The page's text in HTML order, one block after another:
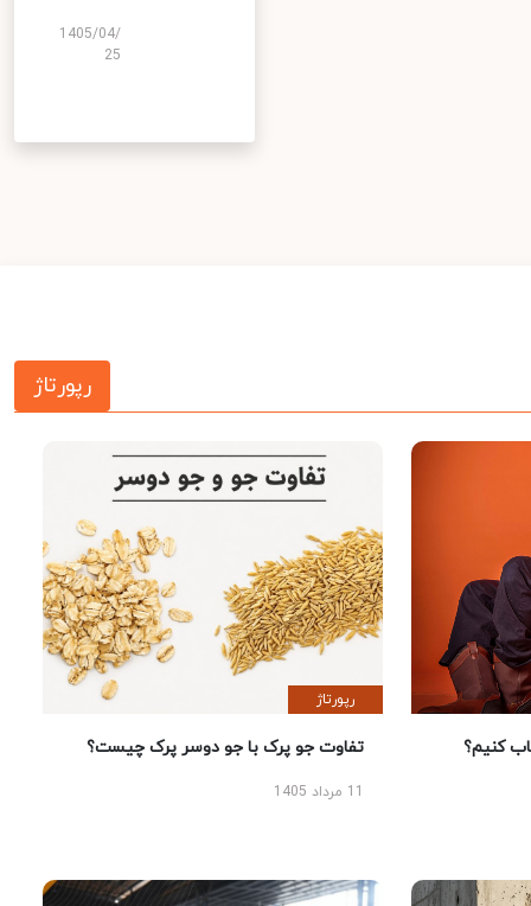
1405/04/
25
رپورتاژ
کنیم؟
رپورتاژ
تفاوت جو پرک با جو دوسر پرک چیست؟